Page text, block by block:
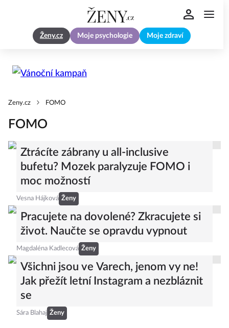
Ženy.cz Moje psychologie Moje zdraví
Zeny.cz FOMO
FOMO
Ztrácíte zábrany u all-inclusive
bufetu? Mozek paralyzuje FOMO i
moc možností
Vesna Hájková Ženy
Pracujete na dovolené? Zkracujete si
život. Naučte se opravdu vypnout
Magdaléna Kadlecová Ženy
Všichni jsou ve Varech, jenom vy ne!
Jak přežít letní Instagram a nezbláznit
se
Sára Blahaj Ženy